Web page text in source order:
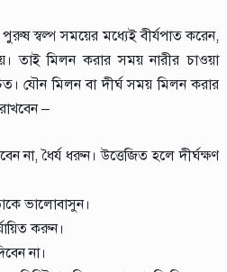
স্বল্প সময়ের মধ্যেই বীর্যপাত করেন,
তাই মিলন করার সময় নারীর চাওয়া
যৌন মিলন বা দীর্ঘ সময় মিলন করার
–
না, ধৈর্য ধরুন। উত্তেজিত হলে দীর্ঘক্ষণ
ভালোবাসুন।
করুন।
না।